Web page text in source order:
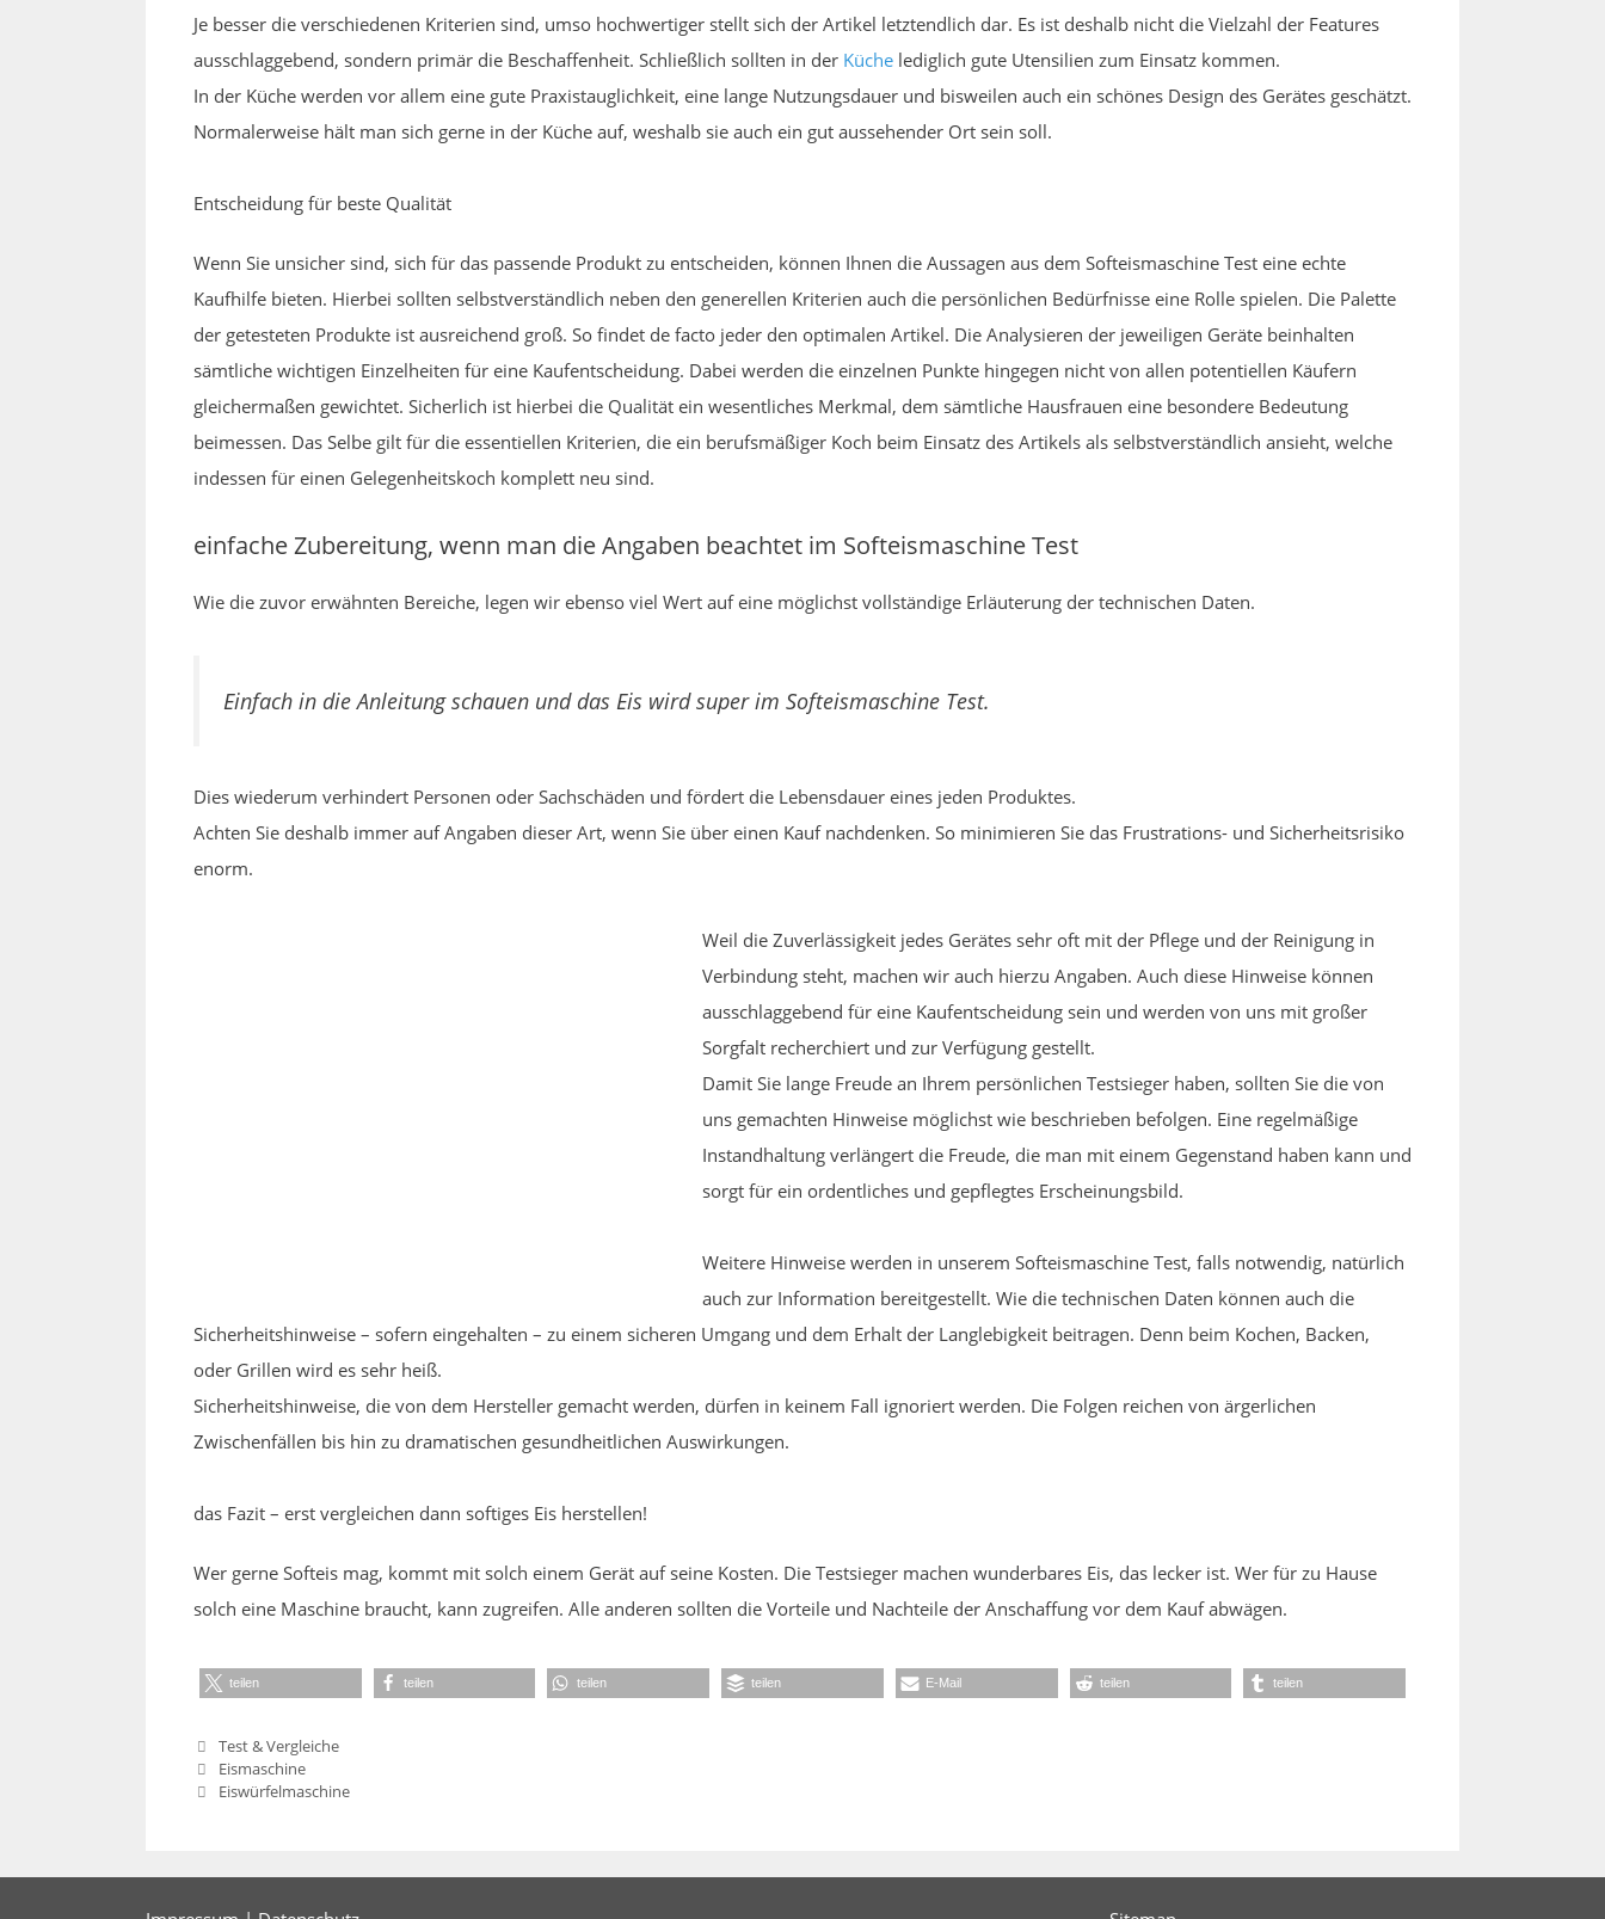
Je besser die verschiedenen Kriterien sind, umso hochwertiger stellt sich der Artikel letztendlich dar. Es ist deshalb nicht die Vielzahl der Features
ausschlaggebend, sondern primär die Beschaffenheit. Schließlich sollten in der Küche lediglich gute Utensilien zum Einsatz kommen.
In der Küche werden vor allem eine gute Praxistauglichkeit, eine lange Nutzungsdauer und bisweilen auch ein schönes Design des Gerätes geschätzt.
Normalerweise hält man sich gerne in der Küche auf, weshalb sie auch ein gut aussehender Ort sein soll.
Entscheidung für beste Qualität
Wenn Sie unsicher sind, sich für das passende Produkt zu entscheiden, können Ihnen die Aussagen aus dem Softeismaschine Test eine echte
Kaufhilfe bieten. Hierbei sollten selbstverständlich neben den generellen Kriterien auch die persönlichen Bedürfnisse eine Rolle spielen. Die Palette
der getesteten Produkte ist ausreichend groß. So findet de facto jeder den optimalen Artikel. Die Analysieren der jeweiligen Geräte beinhalten
sämtliche wichtigen Einzelheiten für eine Kaufentscheidung. Dabei werden die einzelnen Punkte hingegen nicht von allen potentiellen Käufern
gleichermaßen gewichtet. Sicherlich ist hierbei die Qualität ein wesentliches Merkmal, dem sämtliche Hausfrauen eine besondere Bedeutung
beimessen. Das Selbe gilt für die essentiellen Kriterien, die ein berufsmäßiger Koch beim Einsatz des Artikels als selbstverständlich ansieht, welche
indessen für einen Gelegenheitskoch komplett neu sind.
einfache Zubereitung, wenn man die Angaben beachtet im Softeismaschine Test
Wie die zuvor erwähnten Bereiche, legen wir ebenso viel Wert auf eine möglichst vollständige Erläuterung der technischen Daten.
Einfach in die Anleitung schauen und das Eis wird super im Softeismaschine Test.
Dies wiederum verhindert Personen oder Sachschäden und fördert die Lebensdauer eines jeden Produktes.
Achten Sie deshalb immer auf Angaben dieser Art, wenn Sie über einen Kauf nachdenken. So minimieren Sie das Frustrations- und Sicherheitsrisiko
enorm.
Weil die Zuverlässigkeit jedes Gerätes sehr oft mit der Pflege und der Reinigung in
Verbindung steht, machen wir auch hierzu Angaben. Auch diese Hinweise können
ausschlaggebend für eine Kaufentscheidung sein und werden von uns mit großer
Sorgfalt recherchiert und zur Verfügung gestellt.
Damit Sie lange Freude an Ihrem persönlichen Testsieger haben, sollten Sie die von
uns gemachten Hinweise möglichst wie beschrieben befolgen. Eine regelmäßige
Instandhaltung verlängert die Freude, die man mit einem Gegenstand haben kann und
sorgt für ein ordentliches und gepflegtes Erscheinungsbild.
Weitere Hinweise werden in unserem Softeismaschine Test, falls notwendig, natürlich
auch zur Information bereitgestellt. Wie die technischen Daten können auch die
Sicherheitshinweise – sofern eingehalten – zu einem sicheren Umgang und dem Erhalt der Langlebigkeit beitragen. Denn beim Kochen, Backen,
oder Grillen wird es sehr heiß.
Sicherheitshinweise, die von dem Hersteller gemacht werden, dürfen in keinem Fall ignoriert werden. Die Folgen reichen von ärgerlichen
Zwischenfällen bis hin zu dramatischen gesundheitlichen Auswirkungen.
das Fazit – erst vergleichen dann softiges Eis herstellen!
Wer gerne Softeis mag, kommt mit solch einem Gerät auf seine Kosten. Die Testsieger machen wunderbares Eis, das lecker ist. Wer für zu Hause
solch eine Maschine braucht, kann zugreifen. Alle anderen sollten die Vorteile und Nachteile der Anschaffung vor dem Kauf abwägen.
teilen teilen teilen teilen E-Mail teilen teilen
Kategorien
Test & Vergleiche
Eismaschine
Eiswürfelmaschine